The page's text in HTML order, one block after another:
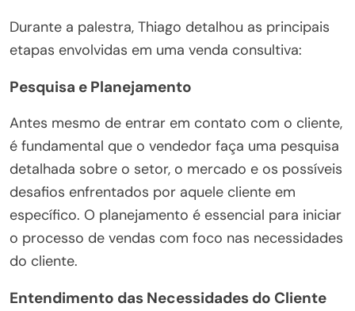
Durante a palestra, Thiago detalhou as principais
etapas envolvidas em uma venda consultiva:
Pesquisa e Planejamento
Antes mesmo de entrar em contato com o cliente,
é fundamental que o vendedor faça uma pesquisa
detalhada sobre o setor, o mercado e os possíveis
desafios enfrentados por aquele cliente em
específico. O planejamento é essencial para iniciar
o processo de vendas com foco nas necessidades
do cliente.
Entendimento das Necessidades do Cliente